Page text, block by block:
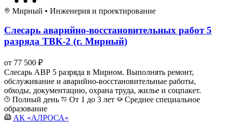
Мирный • Инженерия и проектирование
Слесарь аварийно-восстановительных работ 5
разряда ТВК-2 (г. Мирный)
от 77 500 ₽
Слесарь АВР 5 разряда в Мирном. Выполнять ремонт,
обслуживание и аварийно-восстановительные работы,
обходы, документацию, охрана труда, жилье и соцпакет.
Полный день
От 1 до 3 лет
Среднее специальное
образование
АК «АЛРОСА»